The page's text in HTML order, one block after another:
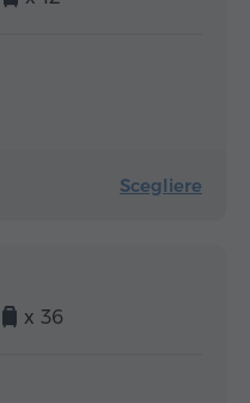
Scegliere
x 36